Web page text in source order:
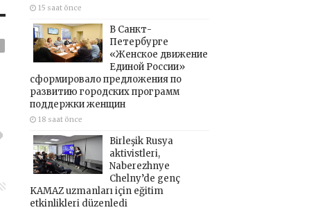
15 saat önce
В Санкт-
Петербурге
«Женское движение
Единой России»
сформировало предложения по
развитию городских программ
поддержки женщин
18 saat önce
Birleşik Rusya
aktivistleri,
Naberezhnye
Chelny’de genç
KAMAZ uzmanları için eğitim
etkinlikleri düzenledi